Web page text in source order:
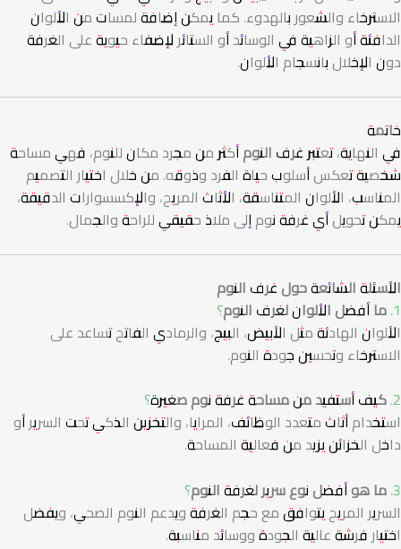
الاسترخاء والشعور بالهدوء. كما يمكن إضافة لمسات من الألوان
الدافئة أو الزاهية في الوسائد أو الستائر لإضفاء حيوية على الغرفة
دون الإخلال بانسجام الألوان.
خاتمة
في النهاية، تعتبرغرف النومأكثر من مجرد مكان للنوم، فهي مساحة
شخصية تعكس أسلوب حياة الفرد وذوقه. من خلال اختيار التصميم
المناسب، الألوان المتناسقة، الأثاث المريح، والإكسسوارات الدقيقة،
يمكن تحويل أي غرفة نوم إلى ملاذ حقيقي للراحة والجمال.
الأسئلة الشائعة حول غرف النوم
1. ما أفضل الألوان لغرف النوم؟
الألوان الهادئة مثل الأبيض، البيج، والرمادي الفاتح تساعد على
الاسترخاء وتحسين جودة النوم.
2. كيف أستفيد من مساحة غرفة نوم صغيرة؟
استخدام أثاث متعدد الوظائف، المرايا، والتخزين الذكي تحت السرير أو
داخل الخزائن يزيد من فعالية المساحة.
3. ما هو أفضل نوع سرير لغرفة النوم؟
السرير المريح يتوافق مع حجم الغرفة ويدعم النوم الصحي، ويفضل
اختيار فرشة عالية الجودة ووسائد مناسبة.